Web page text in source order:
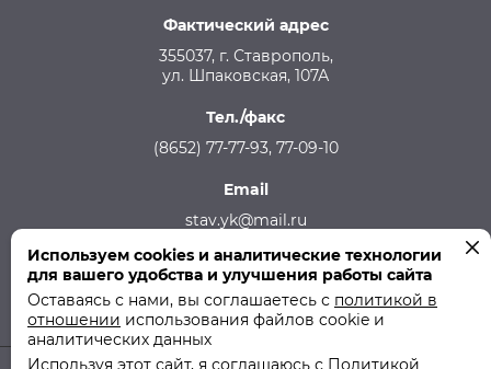
Фактический адрес
355037, г. Ставрополь,
ул. Шпаковская, 107А
Тел./факс
(8652) 77-77-93, 77-09-10
Email
stav.yk@mail.ru
Телефон аварийной службы
215-957, 8-928-301-92-08 (круглосуточно)
Используем cookies и аналитические технологии
для вашего удобства и улучшения работы сайта
Оставаясь с нами, вы соглашаетесь с политикой в
отношении использования файлов cookie и
аналитических данных
Используя этот сайт, я соглашаюсь с Политикой